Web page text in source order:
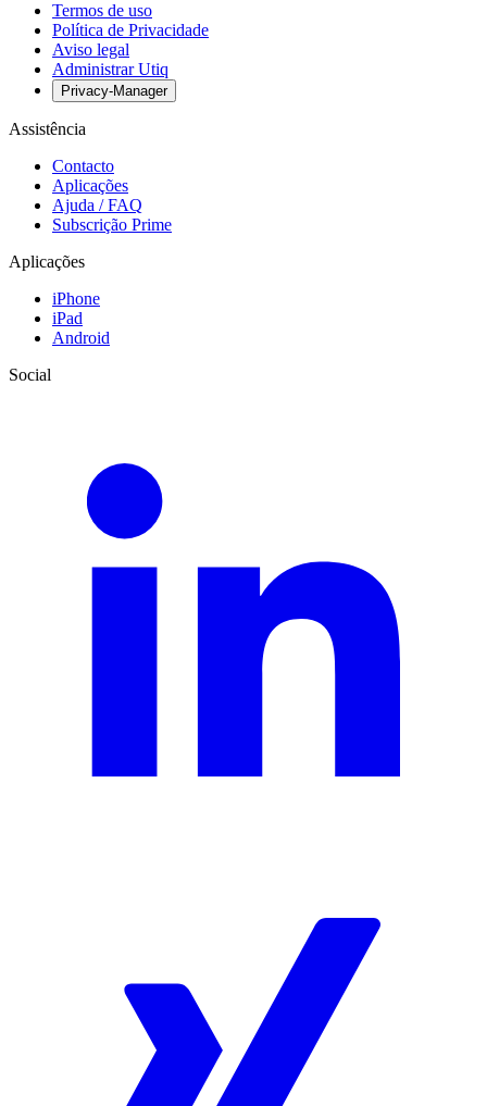
Termos de uso
Política de Privacidade
Aviso legal
Administrar Utiq
Privacy-Manager
Assistência
Contacto
Aplicações
Ajuda / FAQ
Subscrição Prime
Aplicações
iPhone
iPad
Android
Social